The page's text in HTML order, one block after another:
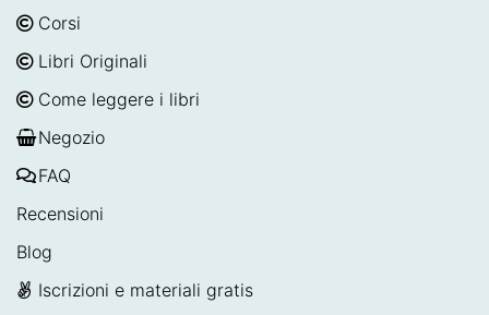
Corsi
Libri Originali
Come leggere i libri
Negozio
FAQ
Recensioni
Blog
Iscrizioni e materiali gratis